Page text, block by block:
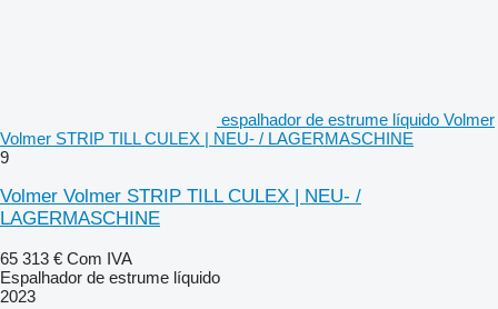
espalhador de estrume líquido Volmer
Volmer STRIP TILL CULEX | NEU- / LAGERMASCHINE
9
Volmer Volmer STRIP TILL CULEX | NEU- /
LAGERMASCHINE
65 313 € Com IVA
Espalhador de estrume líquido
2023